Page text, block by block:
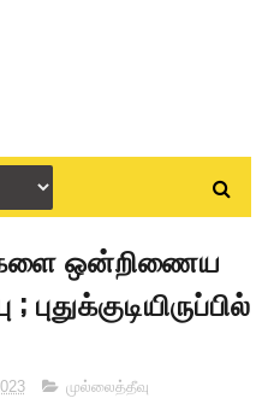
ஒன்றிணைய
முல்லைத்தீவு